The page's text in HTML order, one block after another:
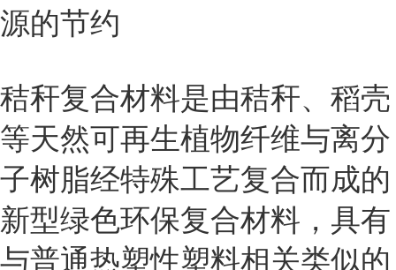
源的节约
秸秆复合材料是由秸秆、稻壳
等天然可再生植物纤维与离分
子树脂经特殊工艺复合而成的
新型绿色环保复合材料，具有
与普通热塑性塑料相关类似的